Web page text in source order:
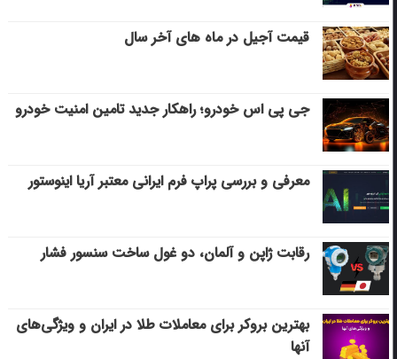
قیمت آجیل در ماه های آخر سال
جی پی اس خودرو؛ راهکار جدید تامین امنیت خودرو
معرفی و بررسی پراپ فرم ایرانی معتبر آریا اینوستور
رقابت ژاپن و آلمان، دو غول ساخت سنسور فشار
بهترین بروکر برای معاملات طلا در ایران و ویژگی‌های
آنها